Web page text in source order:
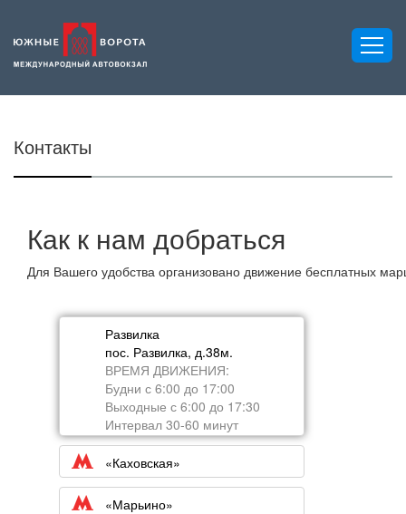
Контакты
Как к нам добраться
Для Вашего удобства организовано движение бесплатных
Развилка
пос. Развилка, д.38м.
ВРЕМЯ ДВИЖЕНИЯ:
Будни с 6:00 до 17:00
Выходные с 6:00 до 17:30
Интервал 30-60 минут
«Каховская»
«Марьино»